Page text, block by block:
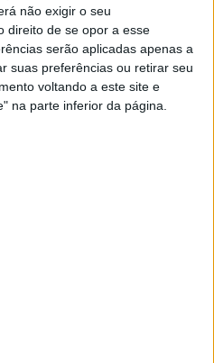
não exigir o seu
direito de se opor a esse
serão aplicadas apenas a
suas preferências ou retirar seu
voltando a este site e
na parte inferior da página.
em Aragão.
menos um terço da
e estamos a melhorar
longe de onde
Aragão não é fácil, mas